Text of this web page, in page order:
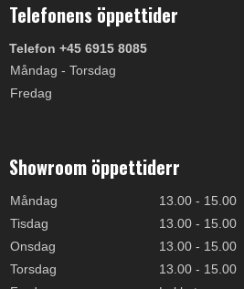
Telefonens öppettider
Telefon +45 6915 8085
Måndag - Torsdag
Fredag
Showroom öppettiderr
Måndag
13.00 - 15.00
Tisdag
13.00 - 15.00
Onsdag
13.00 - 15.00
Torsdag
13.00 - 15.00